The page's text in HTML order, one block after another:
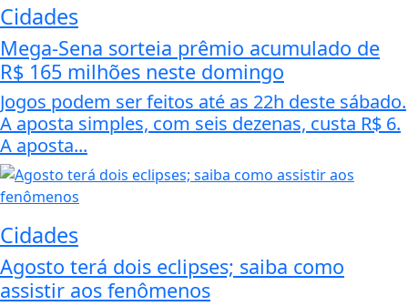
Cidades
Mega-Sena sorteia prêmio acumulado de
R$ 165 milhões neste domingo
Jogos podem ser feitos até as 22h deste sábado.
A aposta simples, com seis dezenas, custa R$ 6.
A aposta...
Cidades
Agosto terá dois eclipses; saiba como
assistir aos fenômenos